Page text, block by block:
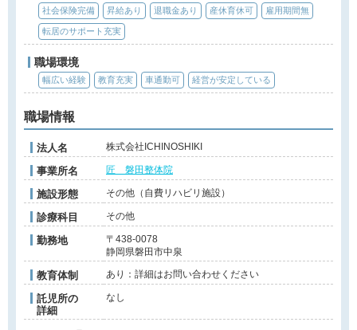
社会保険完備 昇給あり 退職金あり 産休育休可 雇用期間無
転居のサポート充実
職場環境
幅広い経験 教育充実 車通勤可 経営が安定している
職場情報
法人名 株式会社ICHINOSHIKI
事業所名 匠 磐田整体院
施設形態 その他（自費リハビリ施設）
診療科目 その他
勤務地
〒438-0078
静岡県磐田市中泉
教育体制 あり：詳細はお問い合わせください
託児所の
詳細
なし